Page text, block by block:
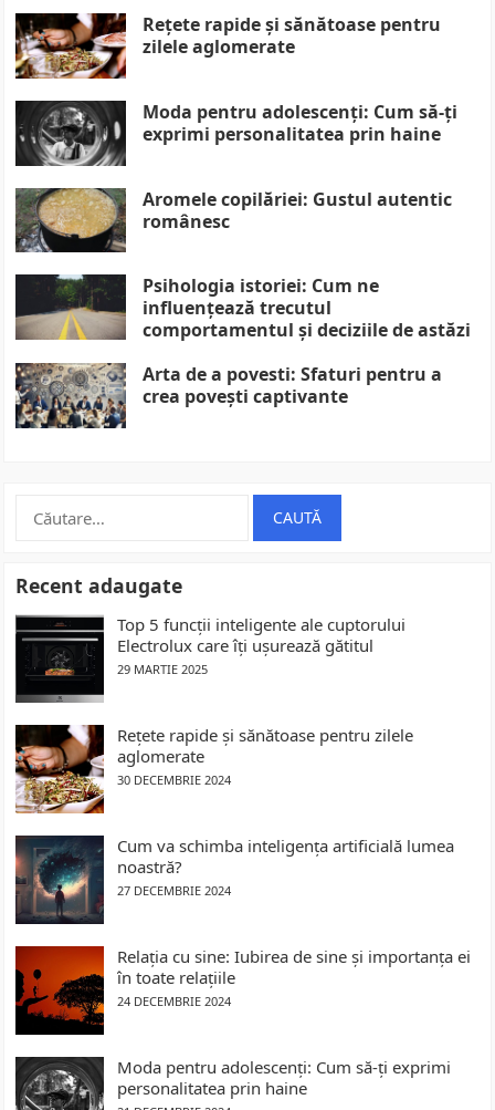
Rețete rapide și sănătoase pentru
zilele aglomerate
Moda pentru adolescenți: Cum să-ți
exprimi personalitatea prin haine
Aromele copilăriei: Gustul autentic
românesc
Psihologia istoriei: Cum ne
influențează trecutul
comportamentul și deciziile de astăzi
Arta de a povesti: Sfaturi pentru a
crea povești captivante
Caută
Recent adaugate
Top 5 funcții inteligente ale cuptorului
Electrolux care îți ușurează gătitul
29 MARTIE 2025
Rețete rapide și sănătoase pentru zilele
aglomerate
30 DECEMBRIE 2024
Cum va schimba inteligența artificială lumea
noastră?
27 DECEMBRIE 2024
Relația cu sine: Iubirea de sine și importanța ei
în toate relațiile
24 DECEMBRIE 2024
Moda pentru adolescenți: Cum să-ți exprimi
personalitatea prin haine